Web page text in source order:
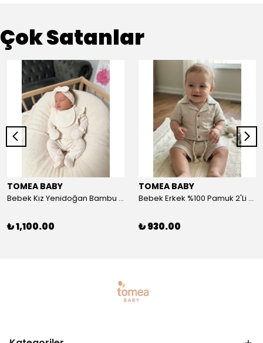
Çok Satanlar
TOMEA BABY
Bebek Kız Yenidoğan Bambu 5'li Set - Nefes Alan Kumaş
₺ 1,100.00
TOMEA BABY
Bebek Erkek %100 Pamuk 2'Li Şort-Tshirt Takım - Nefes Alan Kumaş
₺ 930.00